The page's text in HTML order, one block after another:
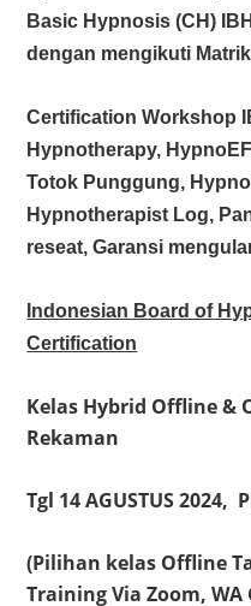
Basic Hypnosis (CH)
dengan mengikuti
Certification Workshop
Hypnotherapy,
Totok Punggung,
Hypnotherapist Log,
reseat, Garansi
Indonesian Board of
Certification
Kelas Hybrid Offline &
Rekaman
Tgl 14 AGUSTUS 2024,
(Pilihan kelas Offline
Training Via Zoom, WA